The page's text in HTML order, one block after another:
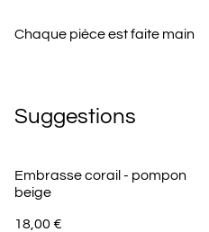
Chaque pièce est faite main
Suggestions
Embrasse corail - pompon
beige
18,00 €